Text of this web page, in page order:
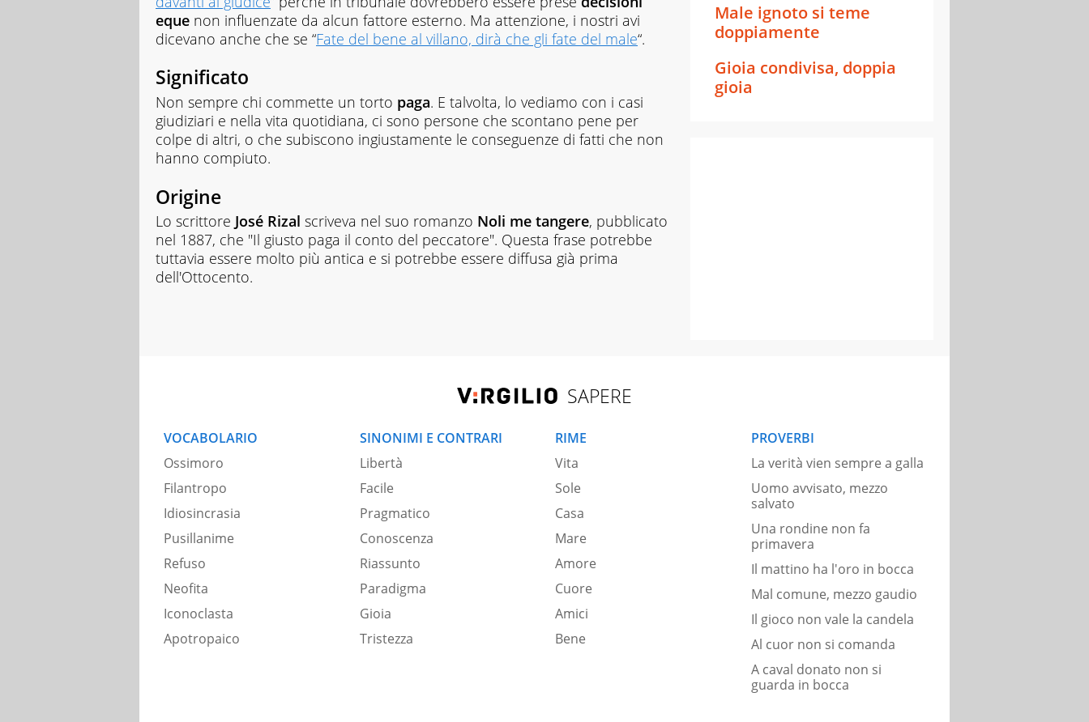
eque non influenzate da alcun fattore esterno. Ma attenzione, i nostri avi
dicevano anche che se “Fate del bene al villano, dirà che gli fate del male“.
Significato
Non sempre chi commette un torto paga. E talvolta, lo vediamo con i casi
giudiziari e nella vita quotidiana, ci sono persone che scontano pene per
colpe di altri, o che subiscono ingiustamente le conseguenze di fatti che non
hanno compiuto.
Origine
Lo scrittore José Rizal scriveva nel suo romanzo Noli me tangere, pubblicato
nel 1887, che "Il giusto paga il conto del peccatore". Questa frase potrebbe
tuttavia essere molto più antica e si potrebbe essere diffusa già prima
dell'Ottocento.
Male ignoto si teme
doppiamente
Gioia condivisa, doppia
gioia
SAPERE
VOCABOLARIO
Ossimoro
Filantropo
Idiosincrasia
Pusillanime
Refuso
Neofita
Iconoclasta
Apotropaico
SINONIMI E CONTRARI
Libertà
Facile
Pragmatico
Conoscenza
Riassunto
Paradigma
Gioia
Tristezza
RIME
Vita
Sole
Casa
Mare
Amore
Cuore
Amici
Bene
PROVERBI
La verità vien sempre a galla
Uomo avvisato, mezzo
salvato
Una rondine non fa
primavera
Il mattino ha l'oro in bocca
Mal comune, mezzo gaudio
Il gioco non vale la candela
Al cuor non si comanda
A caval donato non si
guarda in bocca